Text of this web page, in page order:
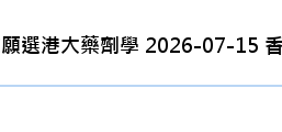
選港大藥劑學 2026-07-15